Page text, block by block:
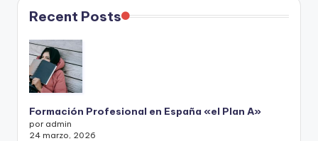
Recent Posts
Formación Profesional en España «el Plan A»
por admin
24 marzo, 2026